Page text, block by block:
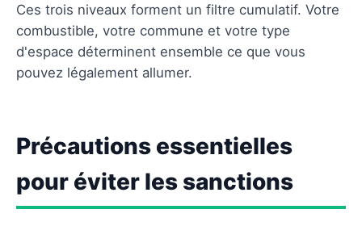
Ces trois niveaux forment un filtre cumulatif. Votre
combustible, votre commune et votre type
d'espace déterminent ensemble ce que vous
pouvez légalement allumer.
Précautions essentielles
pour éviter les sanctions